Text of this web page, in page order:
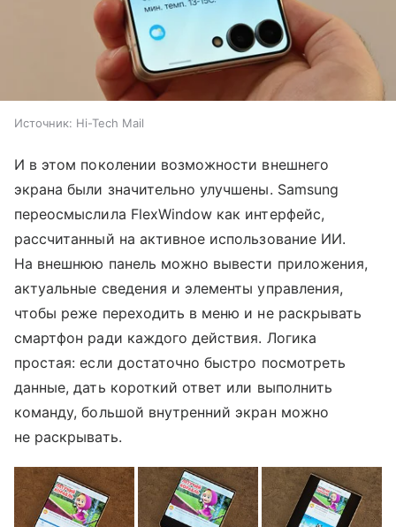
Источник: Hi-Tech Mail
И в этом поколении возможности внешнего
экрана были значительно улучшены. Samsung
переосмыслила FlexWindow как интерфейс,
рассчитанный на активное использование ИИ.
На внешнюю панель можно вывести приложения,
актуальные сведения и элементы управления,
чтобы реже переходить в меню и не раскрывать
смартфон ради каждого действия. Логика
простая: если достаточно быстро посмотреть
данные, дать короткий ответ или выполнить
команду, большой внутренний экран можно
не раскрывать.